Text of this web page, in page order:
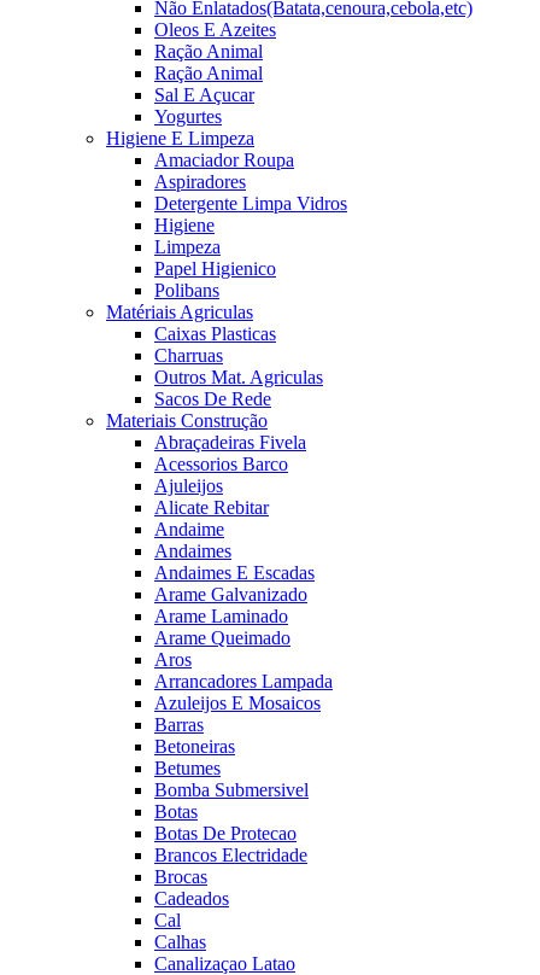
Não Enlatados(Batata,cenoura,cebola,etc)
Oleos E Azeites
Ração Animal
Ração Animal
Sal E Açucar
Yogurtes
Higiene E Limpeza
Amaciador Roupa
Aspiradores
Detergente Limpa Vidros
Higiene
Limpeza
Papel Higienico
Polibans
Matériais Agriculas
Caixas Plasticas
Charruas
Outros Mat. Agriculas
Sacos De Rede
Materiais Construção
Abraçadeiras Fivela
Acessorios Barco
Ajuleijos
Alicate Rebitar
Andaime
Andaimes
Andaimes E Escadas
Arame Galvanizado
Arame Laminado
Arame Queimado
Aros
Arrancadores Lampada
Azuleijos E Mosaicos
Barras
Betoneiras
Betumes
Bomba Submersivel
Botas
Botas De Protecao
Brancos Electridade
Brocas
Cadeados
Cal
Calhas
Canalizaçao Latao